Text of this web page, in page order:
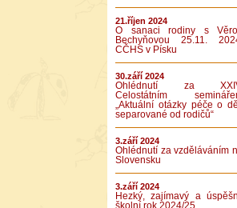
21.říjen 2024
O sanaci rodiny s
Bechyňovou 25.11.
CČHS v Písku
30.září 2024
Ohlédnutí za
Celostátním
„Aktuální otázky péče o
separované od rodičů“
3.září 2024
Ohlédnutí za vzděláváním
Slovensku
3.září 2024
Hezký, zajímavý a
školní rok 2024/25